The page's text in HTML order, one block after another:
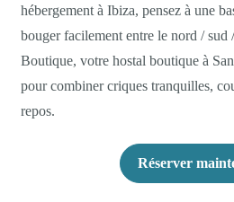
hébergement à Ibiza, pensez à une
bouger facilement entre le nord / sud
Boutique, votre hostal boutique à
pour combiner criques tranquilles,
repos.
Réserver